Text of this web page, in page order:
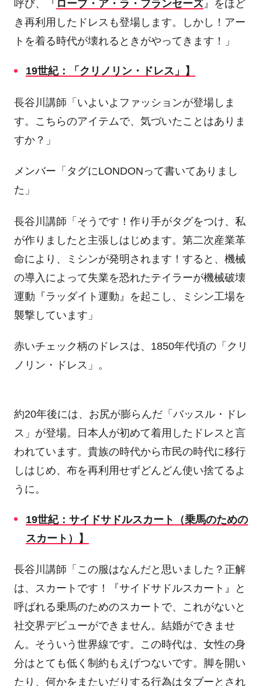
呼び、『 ローブ・ア・ラ・フランセーズ』をほど
き再利用したドレスも登場します。しかし！アー
トを着る時代が壊れるときがやってきます！」
19世紀：「クリノリン・ドレス」】
長谷川講師「いよいよファッションが登場しま
す。こちらのアイテムで、気づいたことはありま
すか？」
メンバー「タグにLONDONって書いてありまし
た」
長谷川講師「そうです！作り手がタグをつけ、私
が作りましたと主張しはじめます。第二次産業革
命により、ミシンが発明されます！すると、機械
の導入によって失業を恐れたテイラーが機械破壊
運動『ラッダイト運動』を起こし、ミシン工場を
襲撃しています」
赤いチェック柄のドレスは、 1850年代頃の「クリ
ノリン・ドレス」。
約20年後には、お尻が膨らんだ「バッスル・ドレ
ス」が登場。日本人が初めて着用したドレスと言
われています。貴族の時代から市民の時代に移行
しはじめ、布を再利用せずどんどん使い捨てるよ
うに。
19世紀：サイドサドルスカート（乗馬のための
スカート）】
長谷川講師「この服はなんだと思いました？正解
は、スカートです！『サイドサドルスカート』と
呼ばれる乗馬のためのスカートで、これがないと
社交界デビューができません。結婚ができませ
ん。そういう世界線です。この時代は、女性の身
分はとても低く制約もえげつないです。脚を開い
たり、何かをまたいだりする行為はタブーとされ